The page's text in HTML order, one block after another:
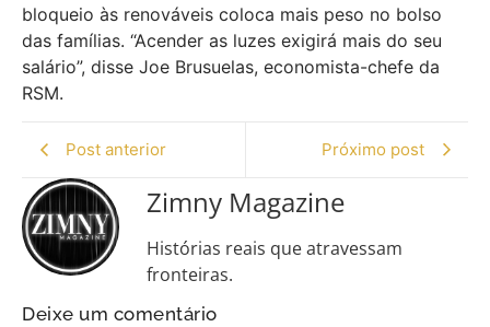
bloqueio às renováveis coloca mais peso no bolso
das famílias. “Acender as luzes exigirá mais do seu
salário”, disse Joe Brusuelas, economista-chefe da
RSM.
Post anterior Próximo post
Zimny Magazine
Histórias reais que atravessam
fronteiras.
Deixe um comentário